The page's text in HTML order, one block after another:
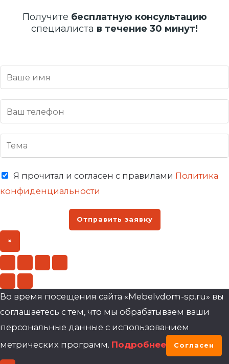
Получите бесплатную консультацию
специалиста в течение 30 минут!
Я прочитал и согласен с правилами Политика
конфиденциальности
Отправить заявку
×
Во время посещения сайта «Mebelvdom-sp.ru» вы
соглашаетесь с тем, что мы обрабатываем ваши
персональные данные с использованием
метрических программ. Подробнее Согласен